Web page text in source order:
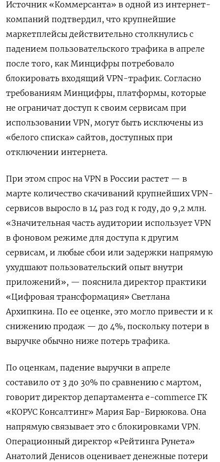
Источник «Коммерсанта» в одной из интернет-
компаний подтвердил, что крупнейшие
маркетплейсы действительно столкнулись с
падением пользовательского трафика в апреле
после того, как Минцифры потребовало
блокировать входящий VPN-трафик. Согласно
требованиям Минцифры, платформы, которые
не ограничат доступ к своим сервисам при
использовании VPN, могут быть исключены из
«белого списка» сайтов, доступных при
отключении интернета.
При этом спрос на VPN в России растет — в
марте количество скачиваний крупнейших VPN-
сервисов выросло в 14 раз год к году, до 9,2 млн.
«Значительная часть аудитории использует VPN
в фоновом режиме для доступа к другим
сервисам, и любые сбои или задержки напрямую
ухудшают пользовательский опыт внутри
приложений», — пояснила директор практики
«Цифровая трансформация» Светлана
Архипкина. По ее оценке, это могло привести и к
снижению продаж — до 4%, поскольку потери в
выручке обычно ниже потерь трафика.
По оценкам, падение выручки в апреле
составило от 3 до 30% по сравнению с мартом,
говорит директор департамента e-commerce ГК
«КОРУС Консалтинг» Мария Бар-Бирюкова. Она
напрямую связывает это с блокировками VPN.
Операционный директор «Рейтинга Рунета»
Анатолий Денисов оценивает денежные потери